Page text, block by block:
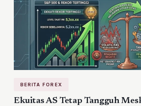
BERITA FOREX
Ekuitas AS Tetap Tangguh